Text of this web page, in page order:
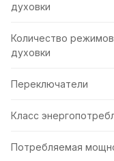
духовки
Количество
духовки
Переключатели
Класс
Потребляемая